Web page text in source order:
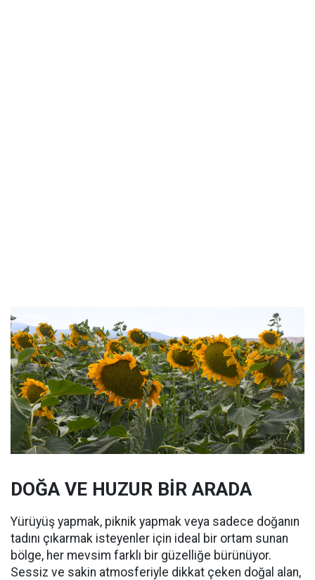
DOĞA VE HUZUR BİR ARADA
Yürüyüş yapmak, piknik yapmak veya sadece doğanın
tadını çıkarmak isteyenler için ideal bir ortam sunan
bölge, her mevsim farklı bir güzelliğe bürünüyor.
Sessiz ve sakin atmosferiyle dikkat çeken doğal alan,